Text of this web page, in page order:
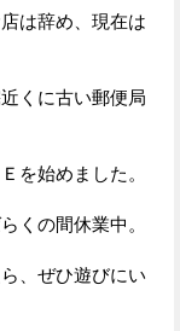
は辞め、現在は
くに古い郵便局
を始めました。
くの間休業中。
、ぜひ遊びにい